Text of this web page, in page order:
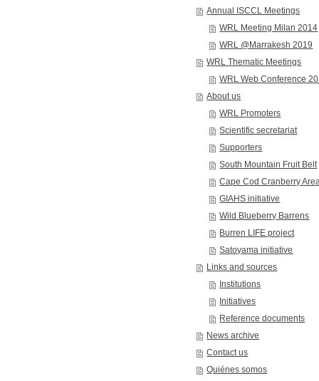
Annual ISCCL Meetings
WRL Meeting Milan 2014
WRL @Marrakesh 2019
WRL Thematic Meetings
WRL Web Conference
About us
WRL Promoters
Scientific secretariat
Supporters
South Mountain Fruit Belt
Cape Cod Cranberry
GIAHS initiative
Wild Blueberry Barrens
Burren LIFE project
Satoyama initiative
Links and sources
Institutions
Initiatives
Reference documents
News archive
Contact us
Quiénes somos